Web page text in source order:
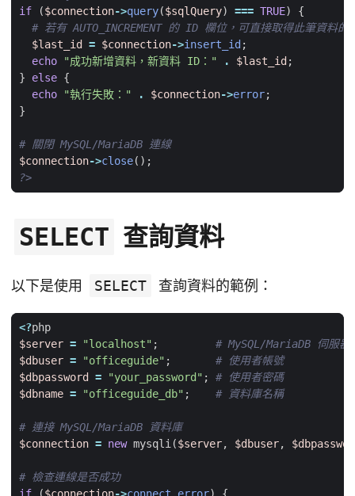
if
($connection->query($sqlQuery) === TRUE) {
$last_id = $connection->insert_id ;
echo
"成功新增資料，新資料 ID：" . $last_id ;
}
else {
echo
"執行失敗：" . $connection->error;
}
$connection->close();
?>
SELECT 查詢資料
以下是使用 SELECT 查詢資料的範例：
<?php
$server = "localhost" ;
$dbuser = "officeguide" ;
$dbpassword
= "your_password" ;
$dbname = "officeguide_db" ;
$connection = new mysqli($server, $dbuser,